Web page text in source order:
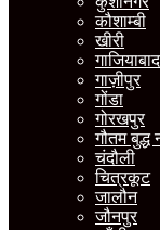
कौशाम्बी
खीरी
गाजियाबाद
गाज़ीपुर
गोंडा
गोरखपुर
गौतम बुद्ध
चंदौली
चित्रकूट
जालौन
जौनपुर